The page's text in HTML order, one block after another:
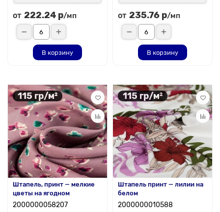
от 222.24 р/мп
В корзину
от 235.76 р/мп
В корзину
115 гр/м²
Штапель, принт — мелкие
цветы на ягодном
2000000058207
115 гр/м²
Штапель принт — лилии на
белом
2000000010588